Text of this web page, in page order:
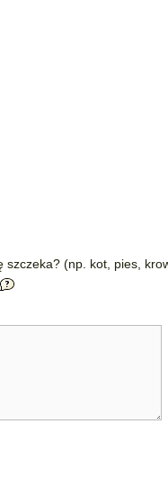
szczeka? (np. kot, pies,